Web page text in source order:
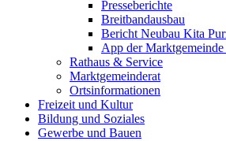
Presseberichte
Breitbandausbau
Bericht Neubau Kita
App der
Rathaus & Service
Marktgemeinderat
Ortsinformationen
Freizeit und Kultur
Bildung und Soziales
Gewerbe und Bauen